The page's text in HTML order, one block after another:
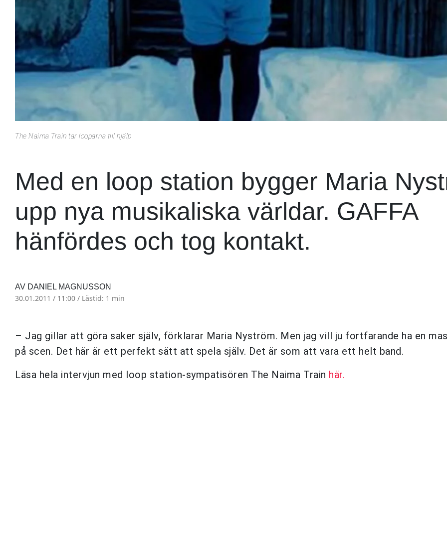
The Naima Train tar looparna till hjälp
Med en loop station bygger Maria
upp nya musikaliska världar. GAFFA
hänfördes och tog kontakt.
AV DANIEL MAGNUSSON
30.01.2011 / 11:00 / Lästid: 1 min
– Jag gillar att göra saker själv, förklarar Maria Nyström. Men jag vill ju fortfarande ha en
på scen. Det här är ett perfekt sätt att spela själv. Det är som att vara ett helt band.
Läsa hela intervjun med loop station-sympatisören The Naima Train här.